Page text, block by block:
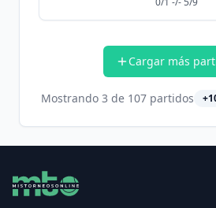
Cargar más
Mostrando 3 de 107partidos +